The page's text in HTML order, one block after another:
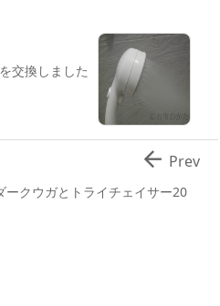
交換しました
ークウガとトライチェイサー20
 Prev